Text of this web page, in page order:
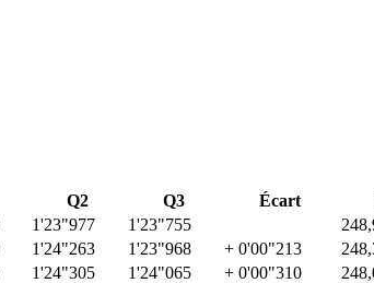
Q2 Q3 Écart
1'23"977 1'23"755
1'24"263 1'23"968 + 0'00"213
1'24"305 1'24"065 + 0'00"310